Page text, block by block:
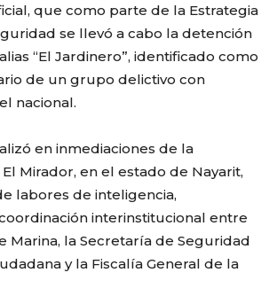
que como parte de la Estrategia
se llevó a cabo la detención
“El Jardinero”, identificado como
de un grupo delictivo con
nacional.
en inmediaciones de la
Mirador, en el estado de Nayarit,
labores de inteligencia,
interinstitucional entre
Marina, la Secretaría de Seguridad
y la Fiscalía General de la